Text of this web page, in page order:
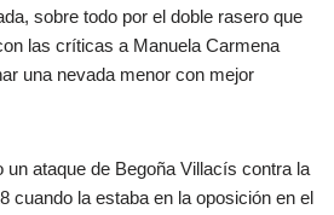
sobre todo por el doble rasero que
las críticas a Manuela Carmena
una nevada menor con mejor
un ataque de Begoña Villacís contra la
cuando la estaba en la oposición en el